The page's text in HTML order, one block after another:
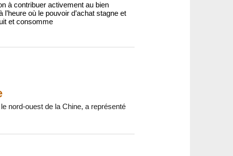
à contribuer activement au bien
où le pouvoir d’achat stagne et
et consomme
nord-ouest de la Chine, a représenté